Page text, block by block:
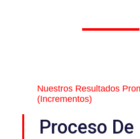
Nuestros Resultados
(Incrementos)
Proceso De